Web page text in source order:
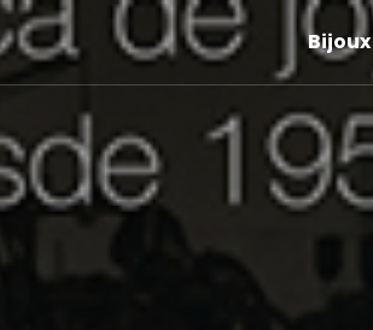
Bijoux